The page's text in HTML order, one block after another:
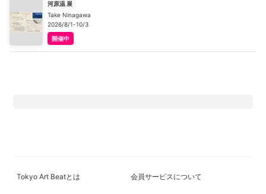
河原温 展
Take Ninagawa
2026/8/1-10/3
開催中
Tokyo Art Beatとは 会員サービスについて